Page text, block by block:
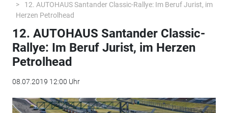
12. AUTOHAUS Santander Classic-Rallye: Im Beruf Jurist, im
Herzen Petrolhead
12. AUTOHAUS Santander Classic-
Rallye: Im Beruf Jurist, im Herzen
Petrolhead
08.07.2019 12:00 Uhr